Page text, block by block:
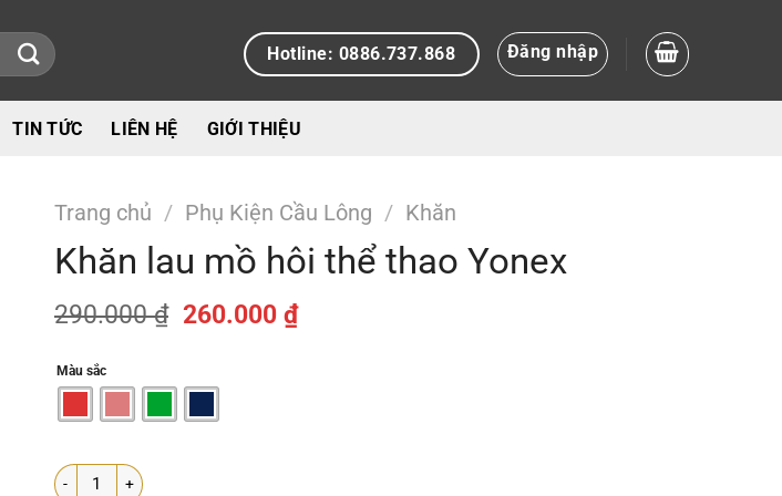
Hotline: 0886.737.868 Đăng nhập
TIN TỨC LIÊN HỆ GIỚI THIỆU
Trang chủ / Phụ Kiện Cầu Lông / Khăn
Khăn lau mồ hôi thể thao Yonex
290.000₫ Giá
290.000 ₫.
260.000 ₫Giá
hiện
Màu sắc
Khăn lau mồ hôi thể thao Yonex số lượng